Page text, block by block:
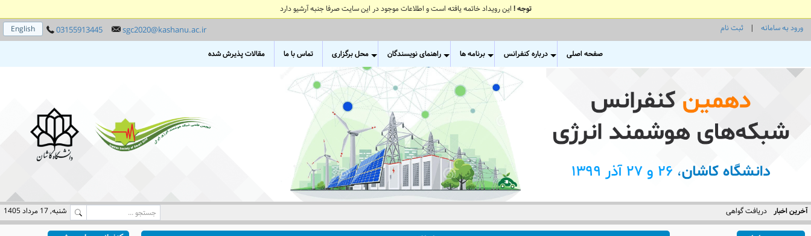
توجه ! این رویداد خاتمه یافته است و اطلاعات موجود در این سایت صرفا جنبه آرشیو دارد
English
03155913445 sgc2020@kashanu.ac.ir ورود به سامانه | ثبت نام
صفحه اصلی
درباره کنفرانس
+
برنامه ها
+
راهنمای نویسندگان
+
محل برگزاری تماس با ما مقالات پذیرش شده
آخرین اخبار دریافت گواهی شنبه, 17 مرداد 1405